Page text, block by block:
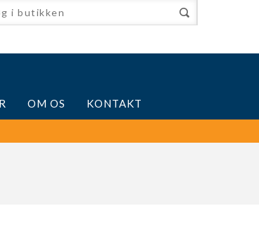
OM OS KONTAKT